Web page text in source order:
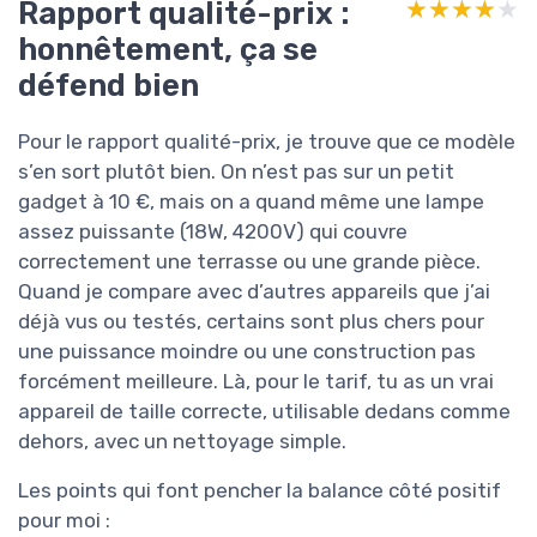
Rapport qualité-prix :
honnêtement, ça se
défend bien
★★★★★
★★★★★
Pour le rapport qualité-prix, je trouve que ce modèle
s’en sort plutôt bien. On n’est pas sur un petit
gadget à 10 €, mais on a quand même une lampe
assez puissante (18W, 4200V) qui couvre
correctement une terrasse ou une grande pièce.
Quand je compare avec d’autres appareils que j’ai
déjà vus ou testés, certains sont plus chers pour
une puissance moindre ou une construction pas
forcément meilleure. Là, pour le tarif, tu as un vrai
appareil de taille correcte, utilisable dedans comme
dehors, avec un nettoyage simple.
Les points qui font pencher la balance côté positif
pour moi :